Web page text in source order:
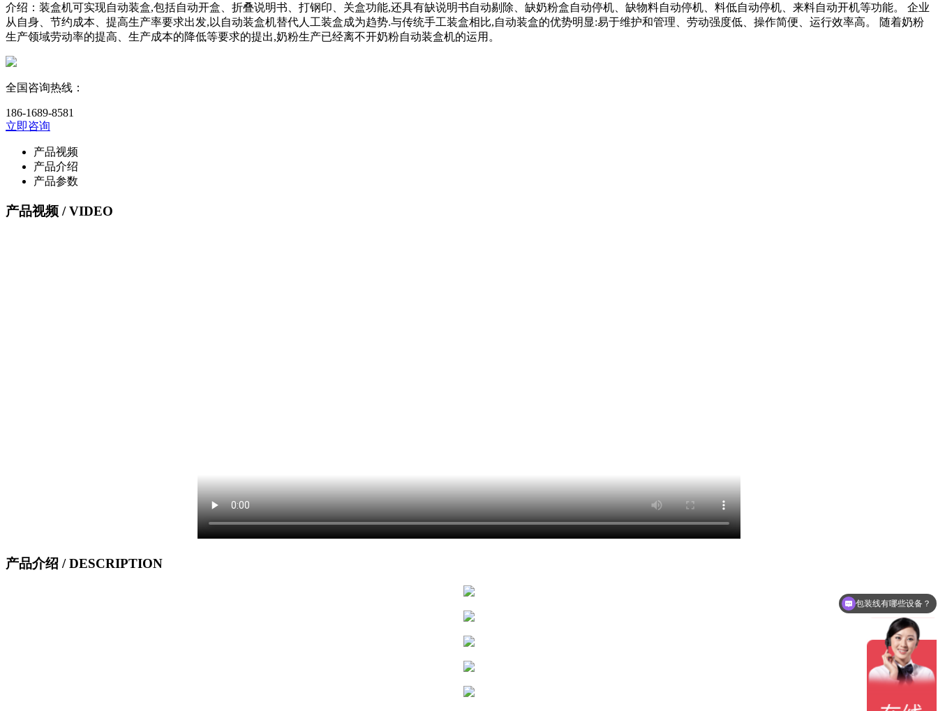
介绍： 装盒机可实现自动装盒,包括自动开盒、折叠说明书、打钢印、关盒功能,还具有缺说明书自动剔除、缺奶粉盒自动停机、缺物料自动停机、料低自动停机、来料自动开机等功能。 企业
从自身、节约成本、提高生产率要求出发,以自动装盒机替代人工装盒成为趋势.与传统手工装盒相比,自动装盒的优势明显:易于维护和管理、劳动强度低、操作简便、运行效率高。 随着奶粉
生产领域劳动率的提高、生产成本的降低等要求的提出,奶粉生产已经离不开奶粉自动装盒机的运用。
全国咨询热线：
186-1689-8581
立即咨询
产品视频
产品介绍
产品参数
产品视频 / VIDEO
产品介绍 / DESCRIPTION
想了解包装线价格？